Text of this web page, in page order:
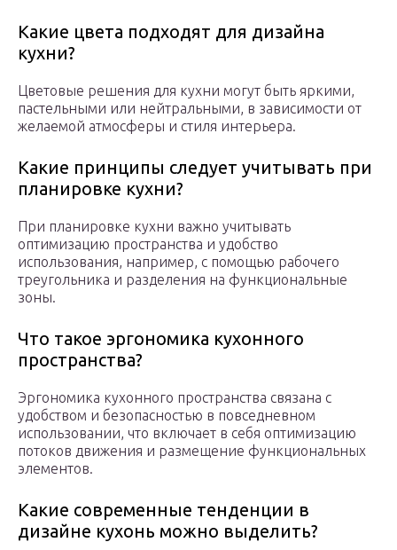
Какие цвета подходят для дизайна
кухни?
Цветовые решения для кухни могут быть яркими,
пастельными или нейтральными, в зависимости от
желаемой атмосферы и стиля интерьера.
Какие принципы следует учитывать при
планировке кухни?
При планировке кухни важно учитывать
оптимизацию пространства и удобство
использования, например, с помощью рабочего
треугольника и разделения на функциональные
зоны.
Что такое эргономика кухонного
пространства?
Эргономика кухонного пространства связана с
удобством и безопасностью в повседневном
использовании, что включает в себя оптимизацию
потоков движения и размещение функциональных
элементов.
Какие современные тенденции в
дизайне кухонь можно выделить?